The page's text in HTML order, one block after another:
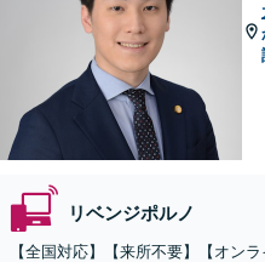
リベンジポルノ
【全国対応】【来所不要】【オン